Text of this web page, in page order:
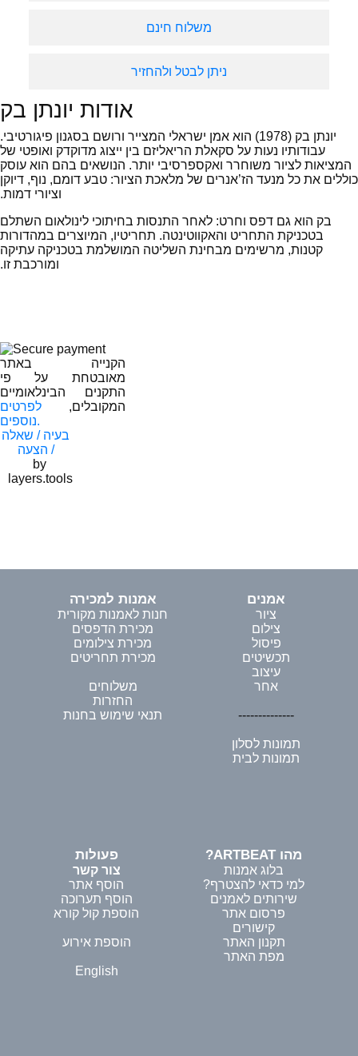
משלוח חינם
ניתן לבטל ולהחזיר
אודות יונתן בק
יונתן בק (1978) הוא אמן ישראלי המצייר ורושם בסגנון פיגורטיבי.
עבודותיו נעות על סקאלת הריאליזם בין ייצוג מדוקדק ואופטי של
המציאות לציור משוחרר ואקספרסיבי יותר. הנושאים בהם הוא עוסק
כוללים את כל מנעד הז’אנרים של מלאכת הציור: טבע דומם, נוף, דיוקן
וציורי דמות.
בק הוא גם דפס וחרט: לאחר התנסות בחיתוכי לינולאום השתלם
בטכניקת התחריט והאקווטינטה. תחריטיו, המיוצרים במהדורות
קטנות, מרשימים מבחינת השליטה המושלמת בטכניקה עתיקה
ומורכבת זו.
הקנייה באתר
מאובטחת על פי
התקנים הבינלאומיים
המקובלים, לפרטים
נוספים.
בעיה / שאלה
/ הצעה
by
layers.tools
אמנים
ציור
צילום
פיסול
תכשיטים
עיצוב
אחר
--------------
תמונות לסלון
תמונות לבית
אמנות למכירה
חנות לאמנות מקורית
מכירת הדפסים
מכירת צילומים
מכירת תחריטים
משלוחים
החזרות
תנאי שימוש בחנות
מהו ARTBEAT?
בלוג אמנות
למי כדאי להצטרף?
שירותים לאמנים
פרסום אתר
קישורים
תקנון האתר
מפת האתר
פעולות
צור קשר
הוסף אתר
הוסף תערוכה
הוספת קול קורא
הוספת אירוע
English